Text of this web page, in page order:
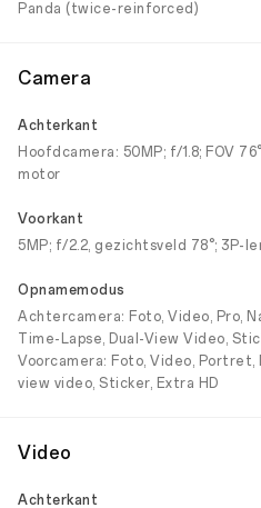
Panda (twice-reinforced)
Camera
Achterkant
Hoofdcamera: 50MP; f/1.8; FOV
motor
Voorkant
5MP; f/2.2, gezichtsveld 78°; 3P-
Opnamemodus
Achtercamera: Foto, Video, Pro,
Time-Lapse, Dual-View Video,
Voorcamera: Foto, Video, Portret,
view video, Sticker, Extra HD
Video
Achterkant